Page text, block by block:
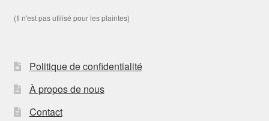
(Il n'est pas utilisé pour les plaintes)
Politique de confidentialité
À propos de nous
Contact